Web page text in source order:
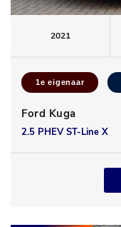
2021
1e eigenaar
Ford Kuga
2.5 PHEV ST-Line X